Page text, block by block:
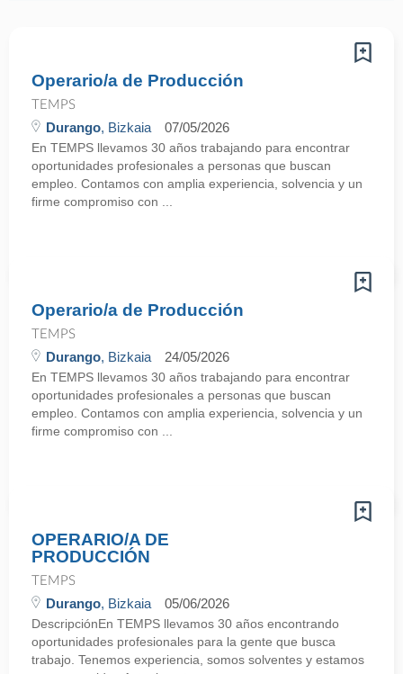
Operario/a de Producción
TEMPS
Durango, Bizkaia 07/05/2026
En TEMPS llevamos 30 años trabajando para encontrar
oportunidades profesionales a personas que buscan
empleo. Contamos con amplia experiencia, solvencia y un
firme compromiso con ...
Operario/a de Producción
TEMPS
Durango, Bizkaia 24/05/2026
En TEMPS llevamos 30 años trabajando para encontrar
oportunidades profesionales a personas que buscan
empleo. Contamos con amplia experiencia, solvencia y un
firme compromiso con ...
OPERARIO/A DE
PRODUCCIÓN
TEMPS
Durango, Bizkaia 05/06/2026
DescripciónEn TEMPS llevamos 30 años encontrando
oportunidades profesionales para la gente que busca
trabajo. Tenemos experiencia, somos solventes y estamos